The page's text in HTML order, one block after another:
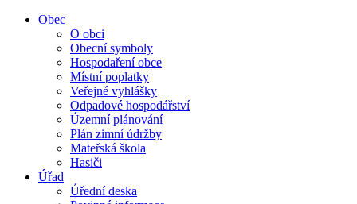
Obec
O obci
Obecní symboly
Hospodaření obce
Místní poplatky
Veřejné vyhlášky
Odpadové hospodářství
Územní plánování
Plán zimní údržby
Mateřská škola
Hasiči
Úřad
Úřední deska